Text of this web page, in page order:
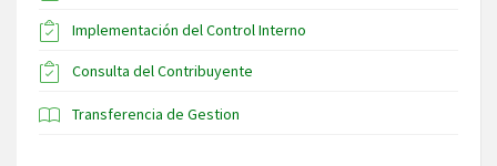
Implementación del Control Interno
Consulta del Contribuyente
Transferencia de Gestion